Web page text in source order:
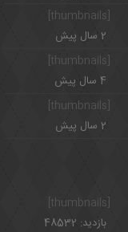
[thumbnails]
2 سال پیش
4 سال پیش
2 سال پیش
بازدید: 48532